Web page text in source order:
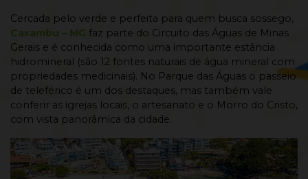
Cercada pelo verde e perfeita para quem busca sossego,
Caxambu – MG faz parte do Circuito das Águas de Minas
Gerais e é conhecida como uma importante estância
hidromineral (são 12 fontes naturais de água mineral com
propriedades medicinais). No Parque das Águas o passeio
de teleférico é um dos destaques, mas também vale
conferir as igrejas locais, o artesanato e o Morro do Cristo,
com vista panorâmica da cidade.